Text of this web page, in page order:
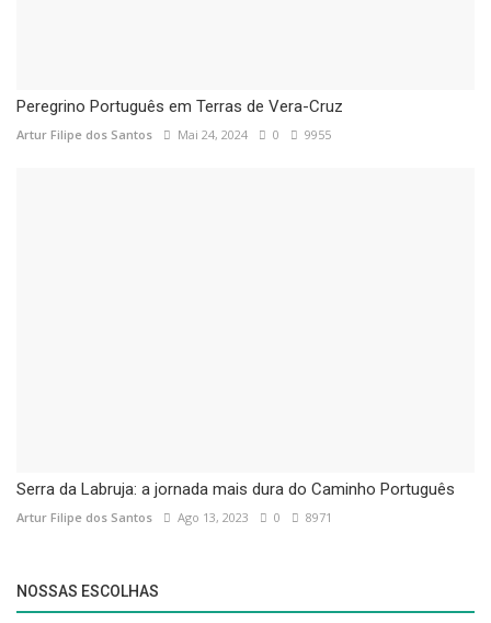
Peregrino Português em Terras de Vera-Cruz
Artur Filipe dos Santos Mai 24, 2024 0 9955
Serra da Labruja: a jornada mais dura do Caminho Português
Artur Filipe dos Santos Ago 13, 2023 0 8971
NOSSAS ESCOLHAS